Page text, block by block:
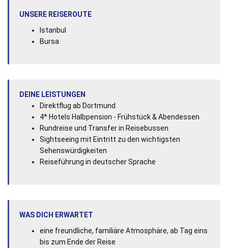
UNSERE REISEROUTE
Istanbul
Bursa
DEINE LEISTUNGEN
Direktflug ab Dortmund
4* Hotels Halbpension - Frühstück & Abendessen
Rundreise und Transfer in Reisebussen
Sightseeing mit Eintritt zu den wichtigsten
Sehenswürdigkeiten
Reiseführung in deutscher Sprache
WAS DICH ERWARTET
eine freundliche, familiäre Atmosphäre, ab Tag eins
bis zum Ende der Reise